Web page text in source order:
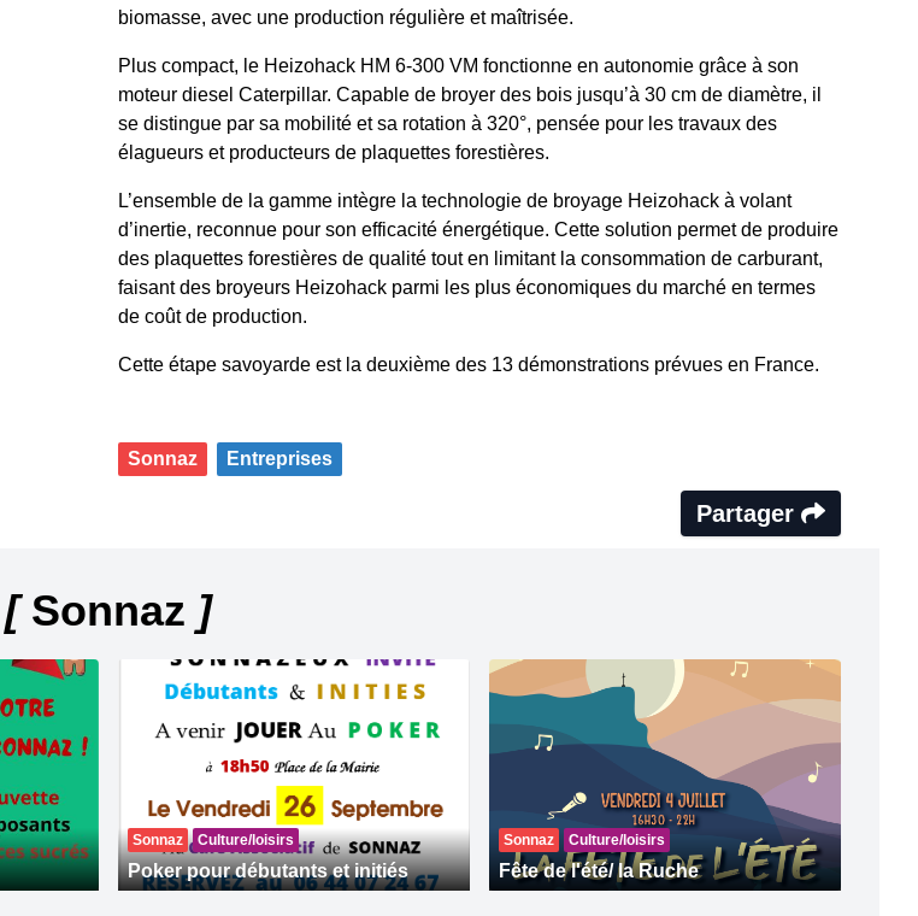
biomasse, avec une production régulière et maîtrisée.
Plus compact, le Heizohack HM 6-300 VM fonctionne en autonomie grâce à son
moteur diesel Caterpillar. Capable de broyer des bois jusqu’à 30 cm de diamètre, il
se distingue par sa mobilité et sa rotation à 320°, pensée pour les travaux des
élagueurs et producteurs de plaquettes forestières.
L’ensemble de la gamme intègre la technologie de broyage Heizohack à volant
d’inertie, reconnue pour son efficacité énergétique. Cette solution permet de produire
des plaquettes forestières de qualité tout en limitant la consommation de carburant,
faisant des broyeurs Heizohack parmi les plus économiques du marché en termes
de coût de production.
Cette étape savoyarde est la deuxième des 13 démonstrations prévues en France.
Sonnaz Entreprises
Partager
[Sonnaz ]
Sonnaz Culture/loisirs
Poker pour débutants et initiés
Sonnaz Culture/loisirs
Fête de l'été/ la Ruche